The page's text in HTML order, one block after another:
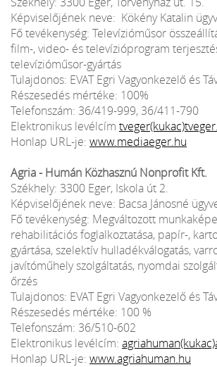
Képviselőjének neve: Kökény Katalin
Fő tevékenység: Televízióműsor
film-, video- és televízióprogram
televízióműsor-gyártás
Tulajdonos: EVAT Egri Vagyonkezelő és
Részesedés mértéke: 100%
Telefonszám: 36/419-999, 36/411-790
Elektronikus levélcím
Honlap URL-je: www.mediaeger.hu
Agria - Humán Közhasznú Nonprofit Kft.
Székhely: 3300 Eger, Iskola út 2.
Képviselőjének neve: Bacsa Jánosné
Fő tevékenység: Megváltozott
rehabilitációs foglalkoztatása, papír-,
gyártása, szelektív hulladékválogatás,
javítóműhely szolgáltatás, nyomdai
őrzés
Tulajdonos: EVAT Egri Vagyonkezelő és
Részesedés mértéke: 100 %
Telefonszám: 36/510-602
Elektronikus levélcím:
Honlap URL-je: www.agriahuman.hu